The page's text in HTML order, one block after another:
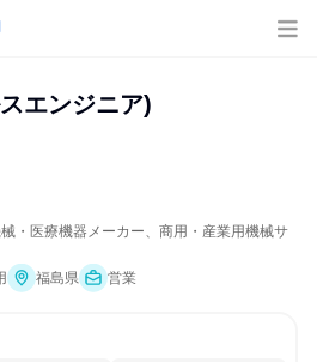
エンジニア)
・医療機器メーカー、商用・産業用機械サ
福島県 営業